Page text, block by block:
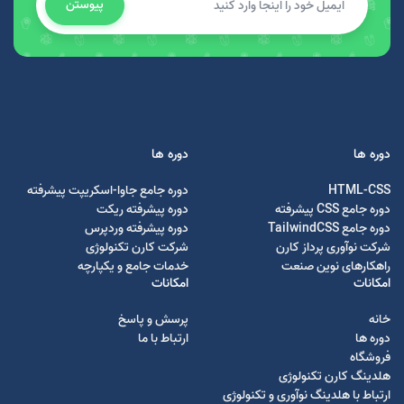
پیوستن
دوره ها
HTML-CSS
دوره جامع CSS پیشرفته
دوره جامع TailwindCSS
شرکت نوآوری پرداز کارن
راهکارهای نوین صنعت
دوره ها
دوره جامع جاوا-اسکریپت پیشرفته
دوره پیشرفته ریکت
دوره پیشرفته وردپرس
شرکت کارن تکنولوژی
خدمات جامع و یکپارچه
امکانات
خانه
دوره ها
فروشگاه
هلدینگ کارن تکنولوژی
ارتباط با هلدینگ نوآوری و تکنولوژی
امکانات
پرسش و پاسخ
ارتباط با ما